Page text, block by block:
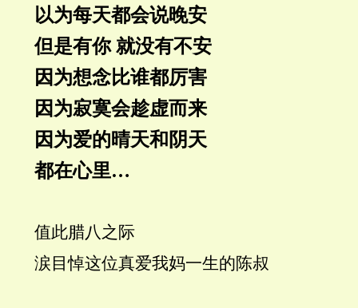
以为每天都会说晚安
但是有你 就没有不安
因为想念比谁都厉害
因为寂寞会趁虚而来
因为爱的晴天和阴天
都在心里…
值此腊八之际
涙目悼这位真爱我妈一生的陈叔